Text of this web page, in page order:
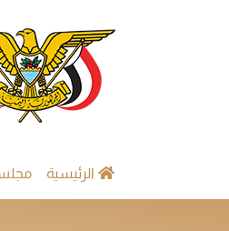
الرئيسية مجلس